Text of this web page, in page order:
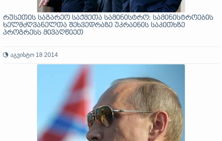
რუსეთის საგარეო საქმეთა სამინისტრო: სამინისტროების
ხელმძღვანელთა შეხვედრაზე უკრაინის საკითხზე
პროგრესს მივაღწიეთ
აგვისტო 18 2014